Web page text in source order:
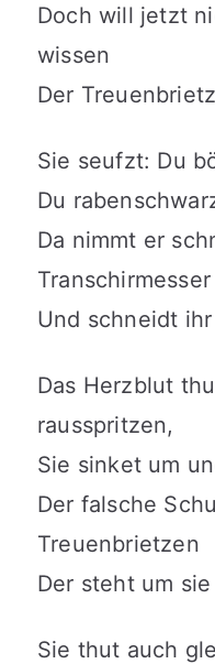
Doch will jetzt
wissen
Der
Sie seufzt: Du
Du
Da nimmt er
Transchirmesser
Und schneidt
Das Herzblut
rausspritzen,
Sie sinket um
Der falsche
Treuenbrietzen
Der steht um
Sie thut auch